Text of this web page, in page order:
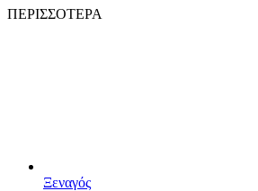
ΠΕΡΙΣΣΟΤΕΡΑ
Ξεναγός